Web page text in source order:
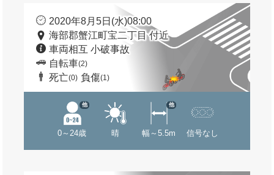
2020年8月5日(水)08:00
海部郡蟹江町宝二丁目 付近
車両相互 小破事故
自転車(2)
死亡(0) 負傷(1)
0～24歳
他
晴 幅～5.5m
他
信号なし